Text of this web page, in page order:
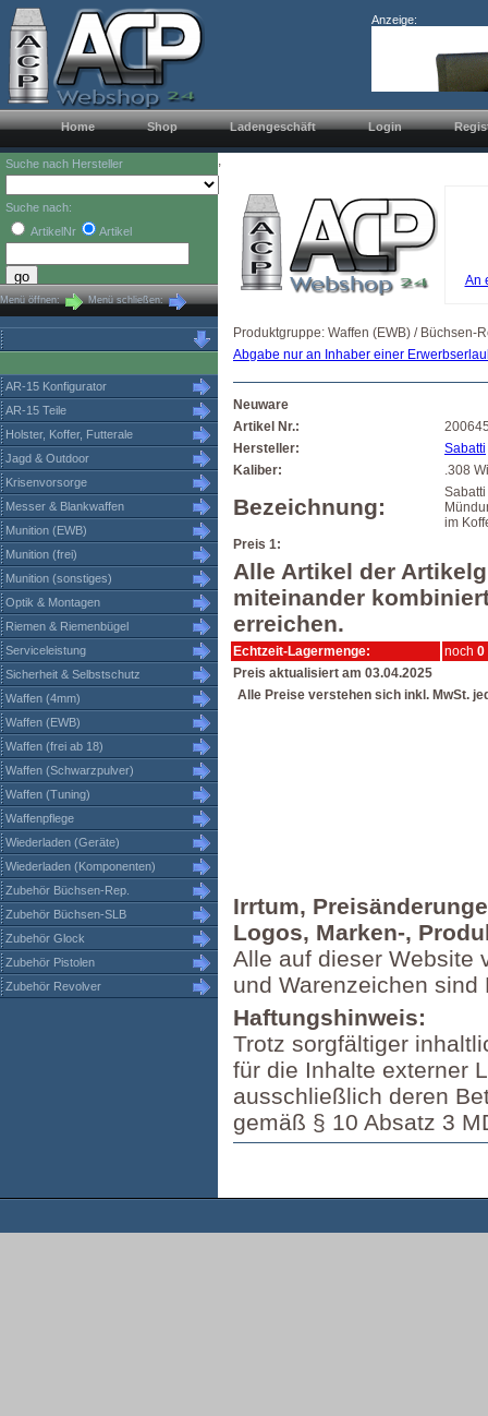
Anzeige:
Home Shop Ladengeschäft Login
Suche nach Hersteller
Suche nach:
ArtikelNr
Artikel
Menü öffnen: Menü schließen:
AR-15 Konfigurator
AR-15 Teile
Holster, Koffer, Futterale
Jagd & Outdoor
Krisenvorsorge
Messer & Blankwaffen
Munition (EWB)
Munition (frei)
Munition (sonstiges)
Optik & Montagen
Riemen & Riemenbügel
Serviceleistung
Sicherheit & Selbstschutz
Waffen (4mm)
Waffen (EWB)
Waffen (frei ab 18)
Waffen (Schwarzpulver)
Waffen (Tuning)
Waffenpflege
Wiederladen (Geräte)
Wiederladen (Komponenten)
Zubehör Büchsen-Rep.
Zubehör Büchsen-SLB
Zubehör Glock
Zubehör Pistolen
Zubehör Revolver
,
An
Produktgruppe: Waffen (EWB) / Büchsen-
Abgabe nur an Inhaber einer
Neuware
Artikel Nr.:
Hersteller:
Sabatti
Kaliber:
.308
Bezeichnung:
im
Preis 1:
Alle Artikel der
miteinander
erreichen.
Echtzeit-Lagermenge: noch 0
Preis aktualisiert am 03.04.2025
Alle Preise verstehen sich inkl. MwSt.
Irrtum,
Logos, Marken-,
Alle auf dieser Website
und Warenzeichen
Haftungshinweis:
Trotz sorgfältiger
für die Inhalte externer
ausschließlich deren
gemäß § 10 Absatz 3